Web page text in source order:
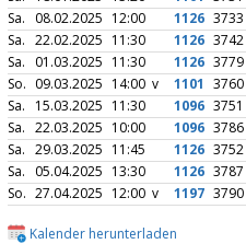
Sa.
08.02.2025 12:00 1126 3733
Sa. 22.02.2025 11:30 1126 3742
Sa.
01.03.2025 11:30 1126 3779
So. 09.03.2025 14:00 v 1101 3760
Sa.
15.03.2025 11:30 1096 3751
Sa. 22.03.2025 10:00 1096 3786
Sa. 29.03.2025 11:45 1126 3752
Sa.
05.04.2025 13:30 1126 3787
So. 27.04.2025 12:00 v 1197 3790
Kalender herunterladen